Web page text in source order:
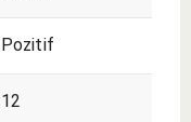
Pozitif
12